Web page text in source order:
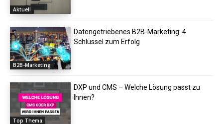
Aktuell
B2B-Marketing
Datengetriebenes B2B-Marketing: 4
Schlüssel zum Erfolg
Top Thema
DXP und CMS – Welche Lösung passt zu
Ihnen?